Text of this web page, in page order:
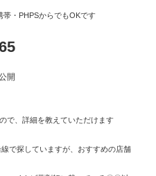
・PHPSからでもOKです
開
で、詳細を教えていただけます
で探していますが、おすすめの店舗